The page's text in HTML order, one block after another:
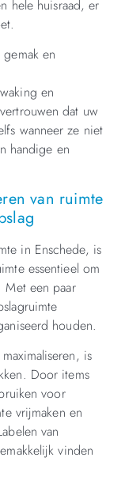
hele huisraad, er
en
en
dat uw
wanneer ze niet
handige en
van ruimte
in Enschede, is
essentieel om
Met een paar
houden.
is
Door items
voor
vrijmaken en
van
vinden